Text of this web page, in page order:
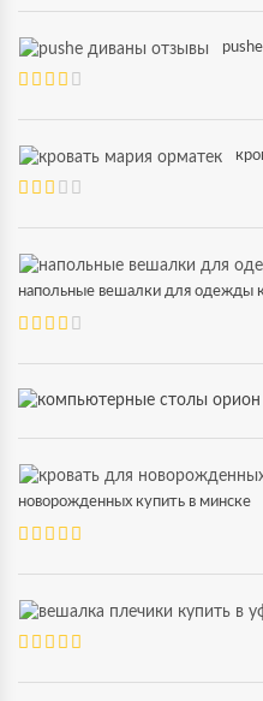
напольные вешалки для одежды
новорожденных купить в минске